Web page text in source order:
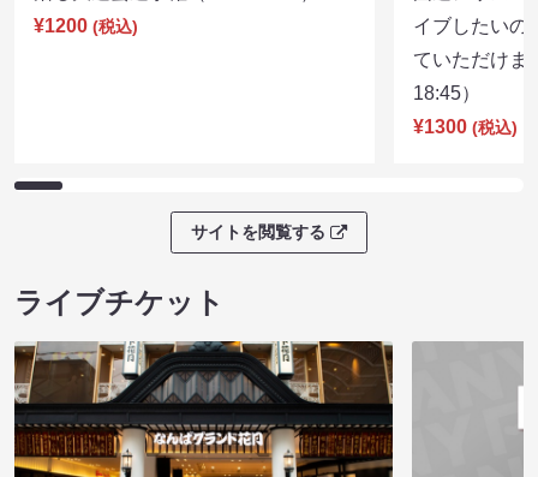
¥1200 (税込)
イブしたいの
ていただけ
18:45）
¥1300 (税込)
サイトを閲覧する
ライブチケット